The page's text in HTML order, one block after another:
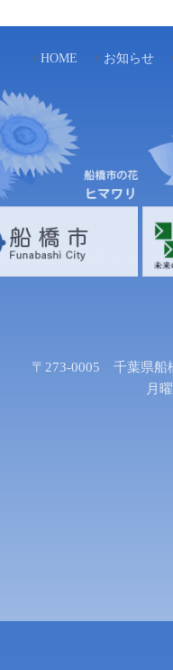
HOME お知らせ
〒273-0005 千葉県船
月